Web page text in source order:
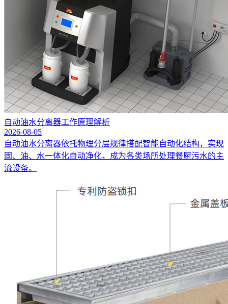
自动油水分离器工作原理解析
2026-08-05
自动油水分离器依托物理分层规律搭配智能自动化结构，实现
固、油、水一体化自动净化，成为各类场所处理餐厨污水的主
流设备。